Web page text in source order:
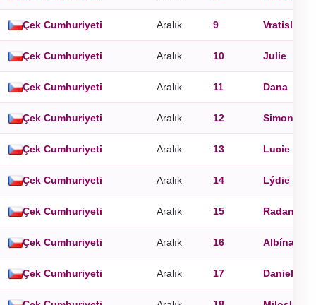
Çek Cumhuriyeti Aralık 9 Vratislav
Çek Cumhuriyeti Aralık 10 Julie
Çek Cumhuriyeti Aralık 11 Dana
Çek Cumhuriyeti Aralık 12 Simona
Çek Cumhuriyeti Aralık 13 Lucie
Çek Cumhuriyeti Aralık 14 Lýdie
Çek Cumhuriyeti Aralık 15 Radan
Çek Cumhuriyeti Aralık 16 Albína
Çek Cumhuriyeti Aralık 17 Daniel